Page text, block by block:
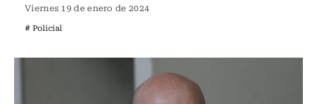
Viernes 19 de enero de 2024
# Policial